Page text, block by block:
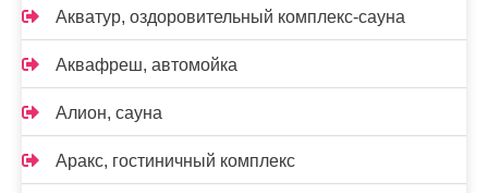
Акватур, оздоровительный комплекс-сауна
Аквафреш, автомойка
Алион, сауна
Аракс, гостиничный комплекс